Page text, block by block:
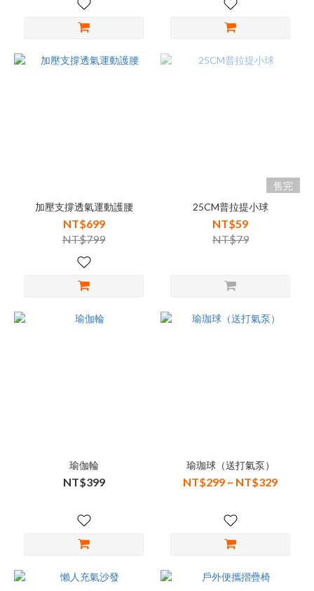
加壓支撐透氣運動護腰
NT$699
NT$799
售完
25CM普拉提小球
NT$59
NT$79
瑜伽輪
NT$399
瑜珈球（送打氣泵）
NT$299 ~ NT$329